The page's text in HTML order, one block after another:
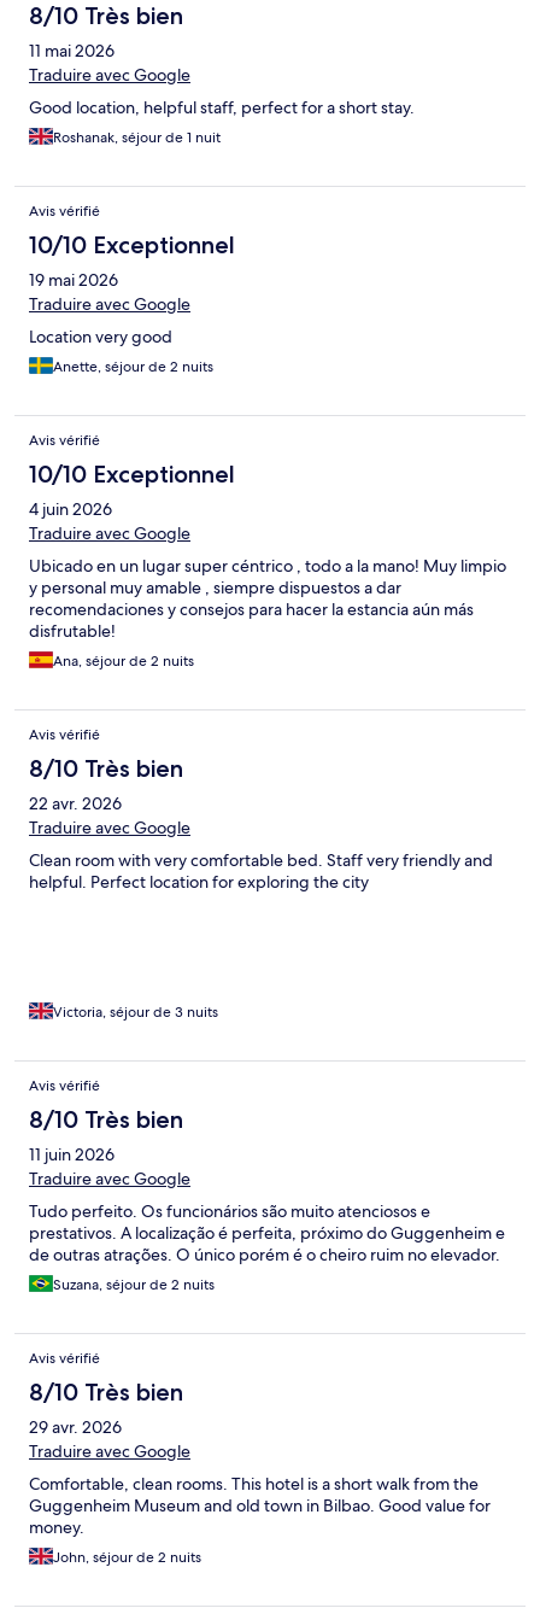
8/10 Très bien
11 mai 2026
Traduire avec Google
Good location, helpful staff, perfect for a short stay.
Roshanak, séjour de 1 nuit
Avis vérifié
10/10 Exceptionnel
19 mai 2026
Traduire avec Google
Location very good
Anette, séjour de 2 nuits
Avis vérifié
10/10 Exceptionnel
4 juin 2026
Traduire avec Google
Ubicado en un lugar super céntrico , todo a la mano! Muy limpio
y personal muy amable , siempre dispuestos a dar
recomendaciones y consejos para hacer la estancia aún más
disfrutable!
Ana, séjour de 2 nuits
Avis vérifié
8/10 Très bien
22 avr. 2026
Traduire avec Google
Clean room with very comfortable bed. Staff very friendly and
helpful. Perfect location for exploring the city
Victoria, séjour de 3 nuits
Avis vérifié
8/10 Très bien
11 juin 2026
Traduire avec Google
Tudo perfeito. Os funcionários são muito atenciosos e
prestativos. A localização é perfeita, próximo do Guggenheim e
de outras atrações. O único porém é o cheiro ruim no elevador.
Suzana, séjour de 2 nuits
Avis vérifié
8/10 Très bien
29 avr. 2026
Traduire avec Google
Comfortable, clean rooms. This hotel is a short walk from the
Guggenheim Museum and old town in Bilbao. Good value for
money.
John, séjour de 2 nuits